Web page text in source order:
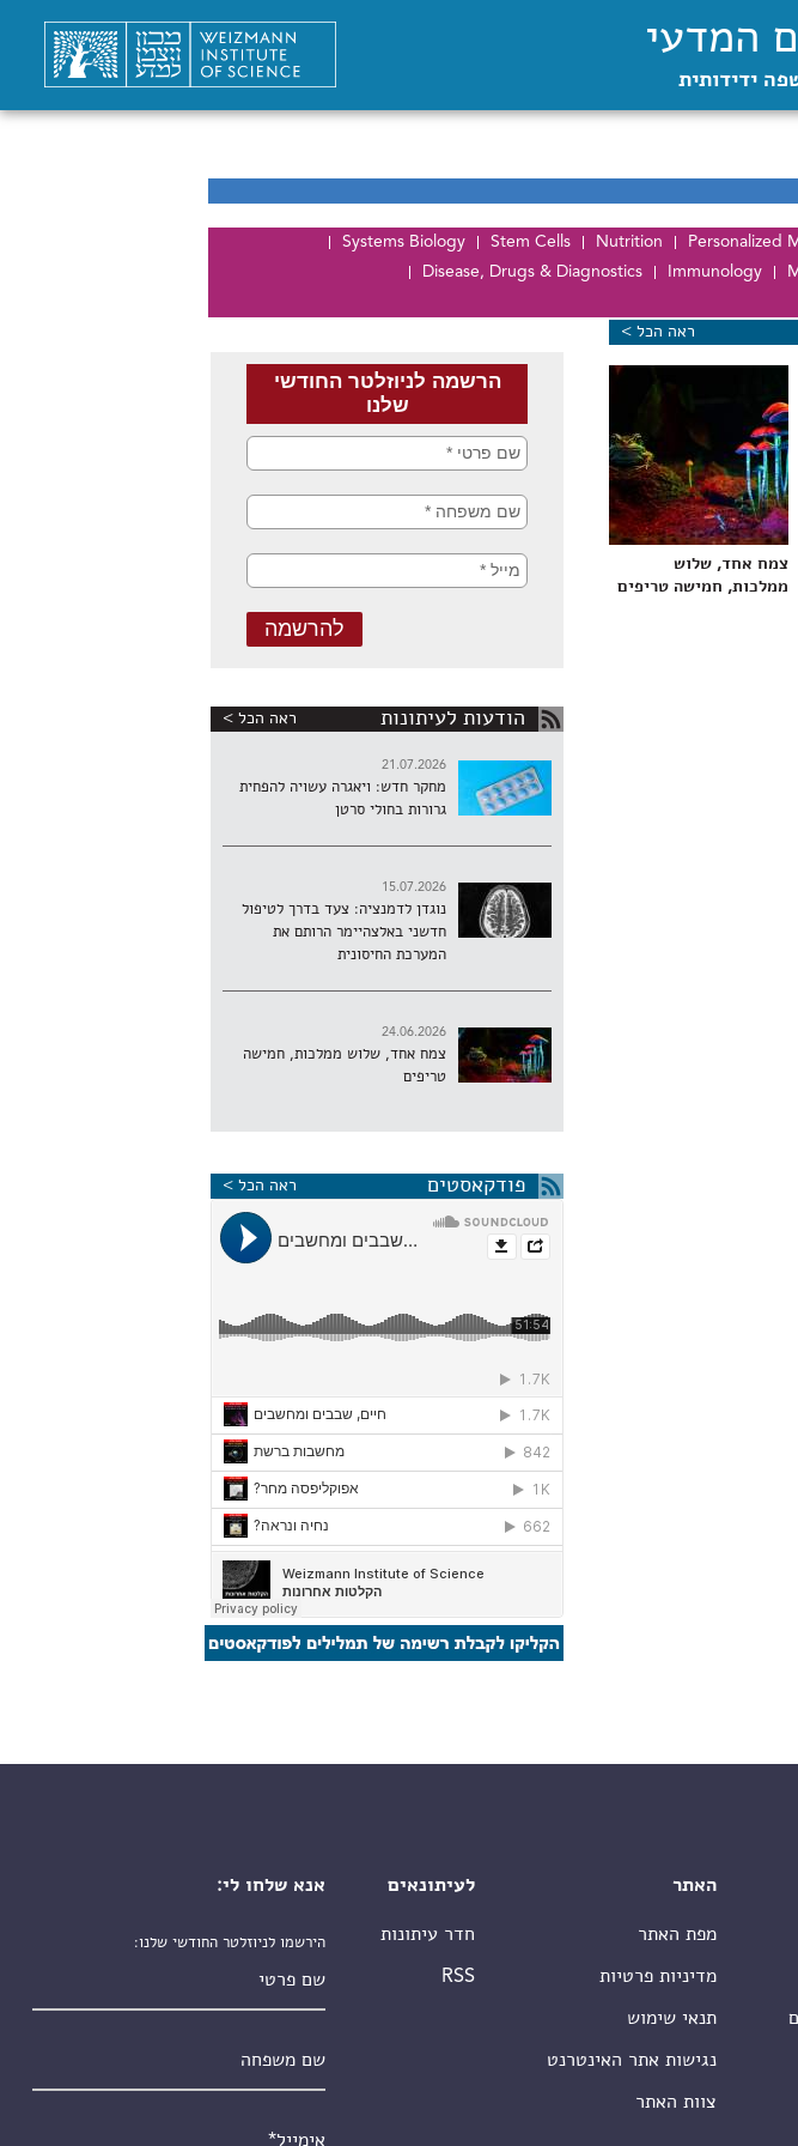
המדעי
ידידותית
Personalized
Nutrition
Stem Cells
Systems Biology
Immunology
Disease, Drugs & Diagnostics
ראה הכל >
צמח אחד, שלוש
ממלכות, חמישה טריפים
הודעות לעיתונות ראה הכל >
21.07.2026
מחקר חדש: ויאגרה עשויה להפחית
גרורות בחולי סרטן
15.07.2026
נוגדן לדמנציה: צעד בדרך לטיפול
חדשני באלצהיימר הרותם את
המערכת החיסונית
24.06.2026
צמח אחד, שלוש ממלכות, חמישה
טריפים
פודקאסטים ראה הכל >
האתר
מפת האתר
מדיניות פרטיות
תנאי שימוש
נגישות אתר האינטרנט
צוות האתר
לעיתונאים
חדר עיתונות
RSS
אנא שלחו לי:
הירשמו לניוזלטר החודשי שלנו: